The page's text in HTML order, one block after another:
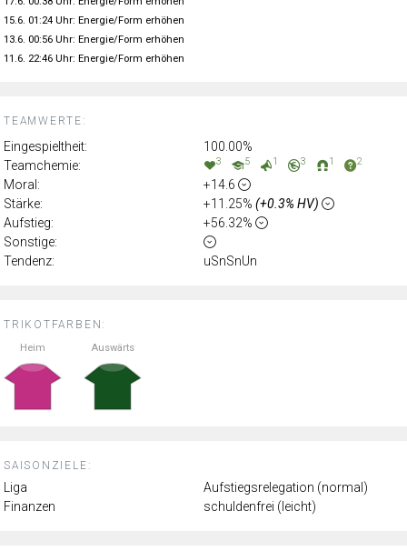
TRIKOTFARBEN:
Heim Auswärts
SAISONZIELE:
Liga
Aufstiegsrelegation (normal)
Finanzen
schuldenfrei (leicht)
TEAMWERTE:
Eingespieltheit:
100.00%
Teamchemie:
3 5 1 3 1 2
Moral:
+14.6
Stärke:
+11.25% (+0.3% HV)
Aufstieg:
+56.32%
Sonstige:
Tendenz:
uSnSnUn
15.6. 01:24 Uhr: Energie/Form erhöhen
13.6. 00:56 Uhr: Energie/Form erhöhen
11.6. 22:46 Uhr: Energie/Form erhöhen